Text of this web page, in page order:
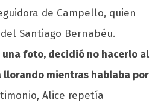
de Campello, quien
Santiago Bernabéu.
foto, decidió no hacerlo al
llorando mientras hablaba por
Alice repetía